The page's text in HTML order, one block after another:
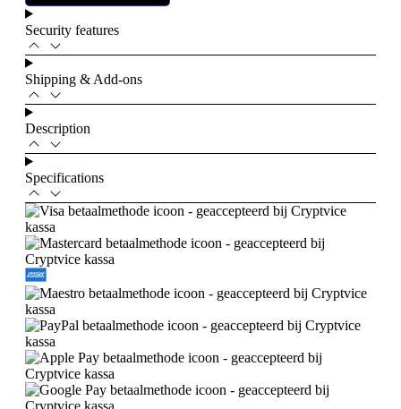
Security features
Shipping & Add-ons
Description
Specifications